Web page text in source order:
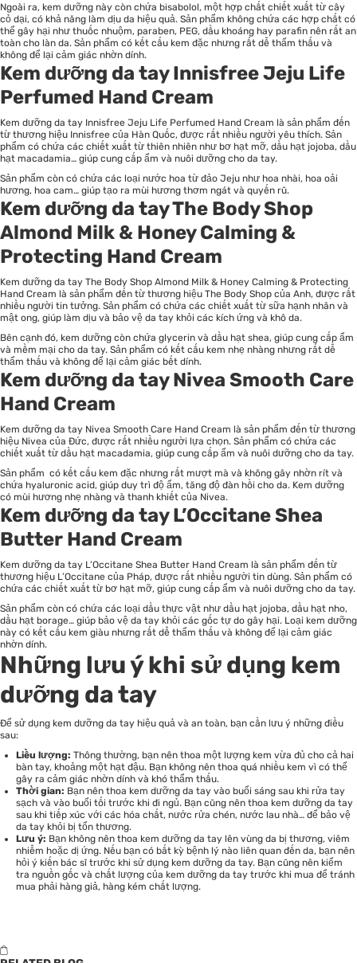
Ngoài ra, kem dưỡng này còn chứa bisabolol, một hợp chất chiết xuất từ cây
cỏ dại, có khả năng làm dịu da hiệu quả. Sản phẩm không chứa các hợp chất có
thể gây hại như thuốc nhuộm, paraben, PEG, dầu khoáng hay parafin nên rất an
toàn cho làn da. Sản phẩm có kết cấu kem đặc nhưng rất dễ thẩm thấu và
không để lại cảm giác nhờn dính.
Kem dưỡng da tay Innisfree Jeju Life
Perfumed Hand Cream
Kem dưỡng da tay Innisfree Jeju Life Perfumed Hand Cream là sản phẩm đến
từ thương hiệu Innisfree của Hàn Quốc, được rất nhiều người yêu thích. Sản
phẩm có chứa các chiết xuất từ thiên nhiên như bơ hạt mỡ, dầu hạt jojoba, dầu
hạt macadamia… giúp cung cấp ẩm và nuôi dưỡng cho da tay.
Sản phẩm còn có chứa các loại nước hoa từ đảo Jeju như hoa nhài, hoa oải
hương, hoa cam… giúp tạo ra mùi hương thơm ngát và quyến rũ.
Kem dưỡng da tay The Body Shop
Almond Milk & Honey Calming &
Protecting Hand Cream
Kem dưỡng da tay The Body Shop Almond Milk & Honey Calming & Protecting
Hand Cream là sản phẩm đến từ thương hiệu The Body Shop của Anh, được rất
nhiều người tin tưởng. Sản phẩm có chứa các chiết xuất từ sữa hạnh nhân và
mật ong, giúp làm dịu và bảo vệ da tay khỏi các kích ứng và khô da.
Bên cạnh đó, kem dưỡng còn chứa glycerin và dầu hạt shea, giúp cung cấp ẩm
và mềm mại cho da tay. Sản phẩm có kết cấu kem nhẹ nhàng nhưng rất dễ
thẩm thấu và không để lại cảm giác bết dính.
Kem dưỡng da tay Nivea Smooth Care
Hand Cream
Kem dưỡng da tay Nivea Smooth Care Hand Cream là sản phẩm đến từ thương
hiệu Nivea của Đức, được rất nhiều người lựa chọn. Sản phẩm có chứa các
chiết xuất từ dầu hạt macadamia, giúp cung cấp ẩm và nuôi dưỡng cho da tay.
Sản phẩm có kết cấu kem đặc nhưng rất mượt mà và không gây nhờn rít và
chứa hyaluronic acid, giúp duy trì độ ẩm, tăng độ đàn hồi cho da. Kem dưỡng
có mùi hương nhẹ nhàng và thanh khiết của Nivea.
Kem dưỡng da tay L’Occitane Shea
Butter Hand Cream
Kem dưỡng da tay L’Occitane Shea Butter Hand Cream là sản phẩm đến từ
thương hiệu L’Occitane của Pháp, được rất nhiều người tin dùng. Sản phẩm có
chứa các chiết xuất từ bơ hạt mỡ, giúp cung cấp ẩm và nuôi dưỡng cho da tay.
Sản phẩm còn có chứa các loại dầu thực vật như dầu hạt jojoba, dầu hạt nho,
dầu hạt borage… giúp bảo vệ da tay khỏi các gốc tự do gây hại. Loại kem dưỡng
này có kết cấu kem giàu nhưng rất dễ thẩm thấu và không để lại cảm giác
nhờn dính.
Những lưu ý khi sử dụng kem
dưỡng da tay
Để sử dụng kem dưỡng da tay hiệu quả và an toàn, bạn cần lưu ý những điều
sau:
Liều lượng: Thông thường, bạn nên thoa một lượng kem vừa đủ cho cả hai
bàn tay, khoảng một hạt đậu. Bạn không nên thoa quá nhiều kem vì có thể
gây ra cảm giác nhờn dính và khó thẩm thấu.
Thời gian: Bạn nên thoa kem dưỡng da tay vào buổi sáng sau khi rửa tay
sạch và vào buổi tối trước khi đi ngủ. Bạn cũng nên thoa kem dưỡng da tay
sau khi tiếp xúc với các hóa chất, nước rửa chén, nước lau nhà… để bảo vệ
da tay khỏi bị tổn thương.
Lưu ý: Bạn không nên thoa kem dưỡng da tay lên vùng da bị thương, viêm
nhiễm hoặc dị ứng. Nếu bạn có bất kỳ bệnh lý nào liên quan đến da, bạn nên
hỏi ý kiến bác sĩ trước khi sử dụng kem dưỡng da tay. Bạn cũng nên kiểm
tra nguồn gốc và chất lượng của kem dưỡng da tay trước khi mua để tránh
mua phải hàng giả, hàng kém chất lượng.